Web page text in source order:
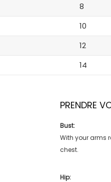
8
10
12
14
PRENDRE
Bust:
With your arms
chest.
Hip: